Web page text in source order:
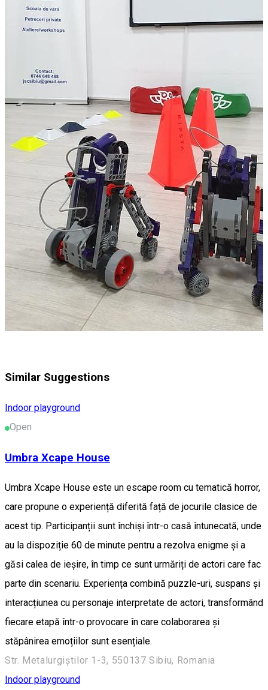
Similar Suggestions
Indoor playground
Open
Umbra Xcape House
Umbra Xcape House este un escape room cu tematică horror,
care propune o experiență diferită față de jocurile clasice de
acest tip. Participanții sunt închiși într-o casă întunecată, unde
au la dispoziție 60 de minute pentru a rezolva enigme și a
găsi calea de ieșire, în timp ce sunt urmăriți de actori care fac
parte din scenariu. Experiența combină puzzle-uri, suspans și
interacțiunea cu personaje interpretate de actori, transformând
fiecare etapă într-o provocare în care colaborarea și
stăpânirea emoțiilor sunt esențiale.
Str. Metalurgiștilor 1-3, 550137 Sibiu, Romania
Indoor playground